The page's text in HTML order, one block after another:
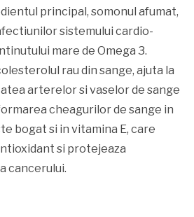
principal, somonul afumat,
sistemului cardio-
mare de Omega 3.
rau din sange, ajuta la
arterelor si vaselor de sange
cheagurilor de sange in
bogat si in vitamina E, care
si protejeaza
cancerului.